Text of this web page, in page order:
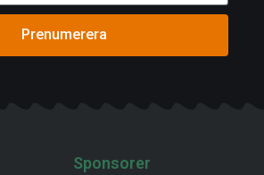
Prenumerera
Sponsorer